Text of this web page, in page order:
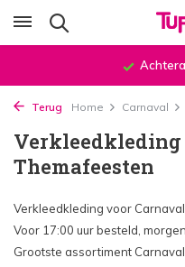
Terug Home Carnaval
Verkleedkleding
Themafeesten
Verkleedkleding voor
Voor 17:00 uur besteld,
Grootste assortiment